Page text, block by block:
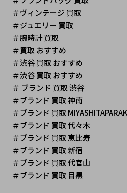
＃ヴィンテージ 買取
＃ジュエリー 買取
＃腕時計 買取
＃買取 おすすめ
＃渋谷 買取 おすすめ
＃渋谷 買取 おすすめ
＃ ブランド 買取 渋谷
＃ブランド 買取 神南
＃ブランド 買取
＃ブランド 買取 代々木
＃ブランド 買取 恵比寿
＃ブランド 買取 新宿
＃ブランド 買取 代官山
＃ブランド 買取 目黒